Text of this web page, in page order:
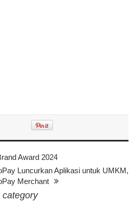
Award 2024
Luncurkan Aplikasi untuk UMKM,
Merchant
category